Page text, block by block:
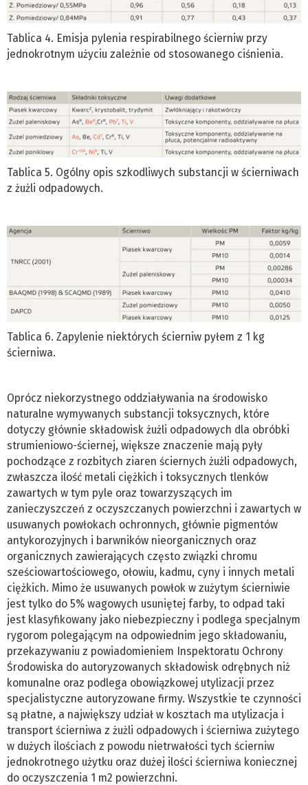
Tablica 4. Emisja pylenia respirabilnego ścierniw przy
jednokrotnym użyciu zależnie od stosowanego ciśnienia.
Tablica 5. Ogólny opis szkodliwych substancji w ścierniwach
z żużli odpadowych.
Tablica 6. Zapylenie niektórych ścierniw pyłem z 1 kg
ścierniwa.
Oprócz niekorzystnego oddziaływania na środowisko
naturalne wymywanych substancji toksycznych, które
dotyczy głównie składowisk żużli odpadowych dla obróbki
strumieniowo-ściernej, większe znaczenie mają pyły
pochodzące z rozbitych ziaren ściernych żużli odpadowych,
zwłaszcza ilość metali ciężkich i toksycznych tlenków
zawartych w tym pyle oraz towarzyszących im
zanieczyszczeń z oczyszczanych powierzchni i zawartych w
usuwanych powłokach ochronnych, głównie pigmentów
antykorozyjnych i barwników nieorganicznych oraz
organicznych zawierających często związki chromu
sześciowartościowego, ołowiu, kadmu, cyny i innych metali
ciężkich. Mimo że usuwanych powłok w zużytym ścierniwie
jest tylko do 5% wagowych usuniętej farby, to odpad taki
jest klasyfikowany jako niebezpieczny i podlega specjalnym
rygorom polegającym na odpowiednim jego składowaniu,
przekazywaniu z powiadomieniem Inspektoratu Ochrony
Środowiska do autoryzowanych składowisk odrębnych niż
komunalne oraz podlega obowiązkowej utylizacji przez
specjalistyczne autoryzowane firmy. Wszystkie te czynności
są płatne, a największy udział w kosztach ma utylizacja i
transport ścierniwa z żużli odpadowych i ścierniwa zużytego
w dużych ilościach z powodu nietrwałości tych ścierniw
jednokrotnego użytku oraz dużej ilości ścierniwa koniecznej
do oczyszczenia 1 m2 powierzchni.